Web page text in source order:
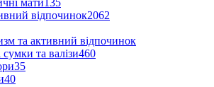
мати135
відпочинок2062
та активний відпочинок
та валізи460
35
40